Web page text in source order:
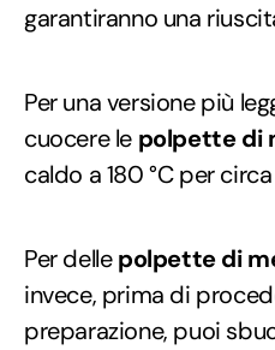
garantiranno una
Per una versione più
cuocere le polpette di
caldo a 180 °C per
Per dellepolpette di
invece, prima di
preparazione, puoi